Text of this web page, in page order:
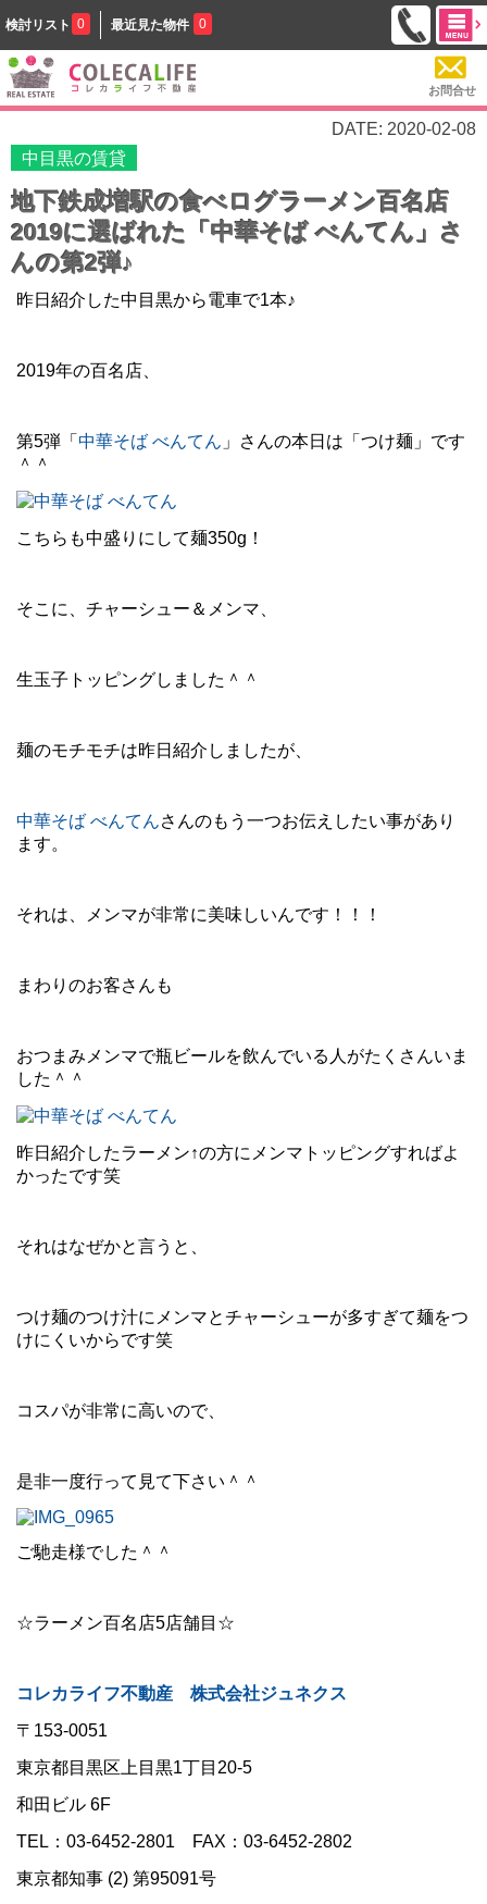
検討リスト 0 最近見た物件 0
お問合せ
DATE: 2020-02-08
中目黒の賃貸
地下鉄成増駅の食べログラーメン百名店
2019に選ばれた「中華そば べんてん」さ
んの第2弾♪
昨日紹介した中目黒から電車で1本♪
2019年の百名店、
第5弾「 中華そば べんてん 」さんの本日は「つけ麺」です
＾＾
こちらも中盛りにして麺350g！
そこに、チャーシュー＆メンマ、
生玉子トッピングしました＾＾
麺のモチモチは昨日紹介しましたが、
中華そば べんてんさんのもう一つお伝えしたい事があり
ます。
それは、メンマが非常に美味しいんです！！！
まわりのお客さんも
おつまみメンマで瓶ビールを飲んでいる人がたくさんいま
した＾＾
昨日紹介したラーメン↑の方にメンマトッピングすればよ
かったです笑
それはなぜかと言うと、
つけ麺のつけ汁にメンマとチャーシューが多すぎて麺をつ
けにくいからです笑
コスパが非常に高いので、
是非一度行って見て下さい＾＾
ご馳走様でした＾＾
☆ラーメン百名店5店舗目☆
コレカライフ不動産
株式会社ジュネクス
〒153-0051
東京都目黒区上目黒1丁目20-5
和田ビル 6F
TEL：03-6452-2801 FAX：03-6452-2802
東京都知事 (2) 第95091号